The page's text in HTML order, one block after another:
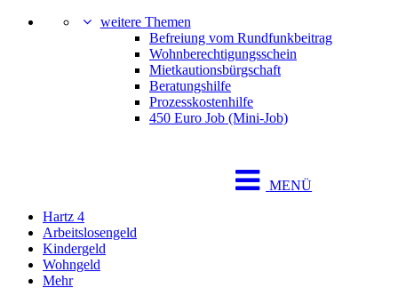
weitere Themen
Befreiung vom Rundfunkbeitrag
Wohnberechtigungsschein
Mietkautionsbürgschaft
Beratungshilfe
Prozesskostenhilfe
450 Euro Job (Mini-Job)
MENÜ
Hartz 4
Arbeitslosengeld
Kindergeld
Wohngeld
Mehr